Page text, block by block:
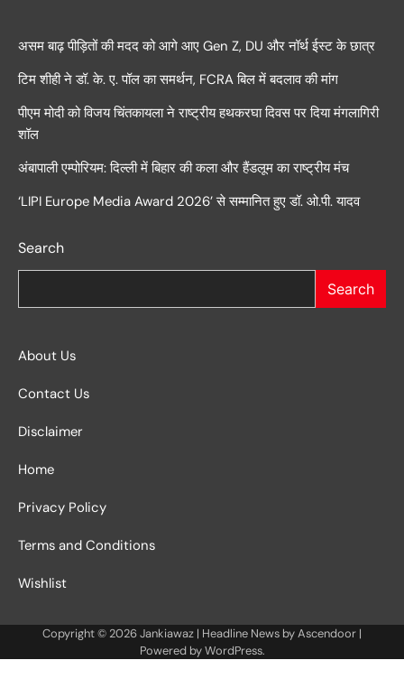
असम बाढ़ पीड़ितों की मदद को आगे आए Gen Z, DU और नॉर्थ ईस्ट के छात्र
टिम शीही ने डॉ. के. ए. पॉल का समर्थन, FCRA बिल में बदलाव की मांग
पीएम मोदी को विजय चिंतकायला ने राष्ट्रीय हथकरघा दिवस पर दिया मंगलागिरी
शॉल
अंबापाली एम्पोरियम: दिल्ली में बिहार की कला और हैंडलूम का राष्ट्रीय मंच
‘LIPI Europe Media Award 2026’ से सम्मानित हुए डॉ. ओ.पी. यादव
Search
Search
About Us
Contact Us
Disclaimer
Home
Privacy Policy
Terms and Conditions
Wishlist
Copyright © 2026Jankiawaz | Headline News byAscendoor |
Powered byWordPress.